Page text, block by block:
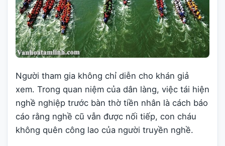
Người tham gia không chỉ diễn cho khán giả
xem. Trong quan niệm của dân làng, việc tái hiện
nghề nghiệp trước bàn thờ tiền nhân là cách báo
cáo rằng nghề cũ vẫn được nối tiếp, con cháu
không quên công lao của người truyền nghề.